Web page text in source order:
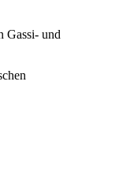
Gassi- und